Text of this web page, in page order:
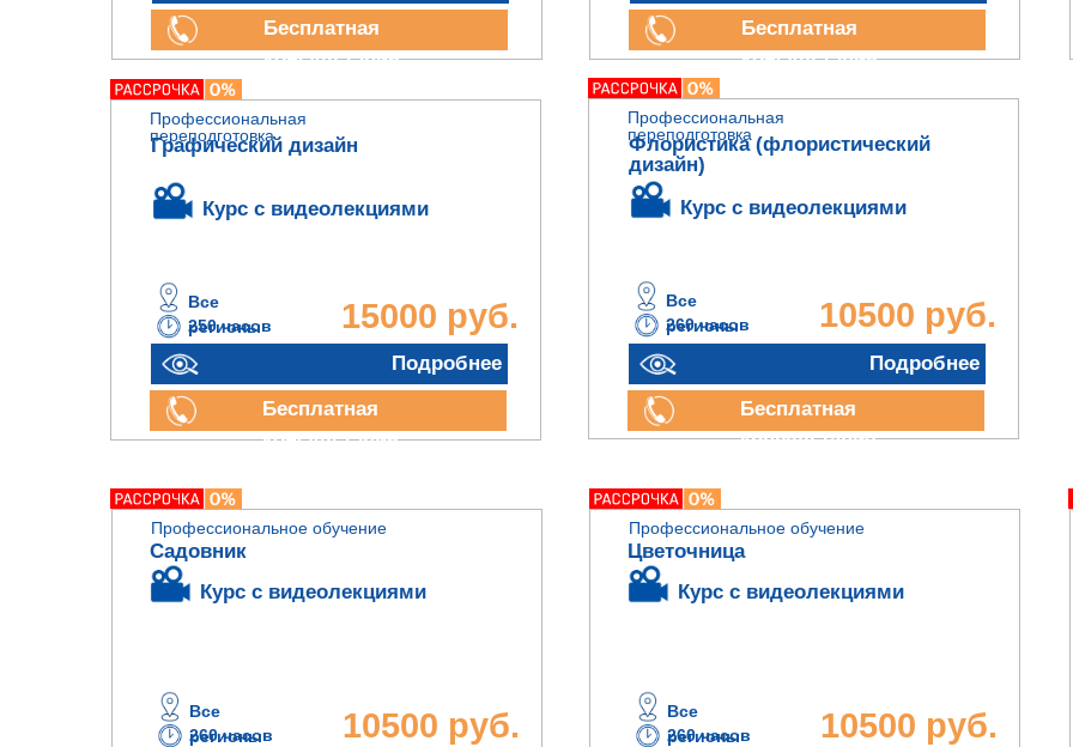
Бесплатная
консультация
Бесплатная
консультация
Графический дизайн
250 часов 15000 руб.
Все
регионы
Профессиональная
переподготовка
Подробнее
Бесплатная
консультация
Курс с видеолекциями
Флористика (флористический
дизайн)
260 часов 10500 руб.
Все
регионы
Профессиональная
переподготовка
Подробнее
Бесплатная
консультация
Курс с видеолекциями
Садовник
260 часов 10500 руб.
Все
регионы
Профессиональное обучение
Курс с видеолекциями
Цветочница
260 часов 10500 руб.
Все
регионы
Профессиональное обучение
Курс с видеолекциями